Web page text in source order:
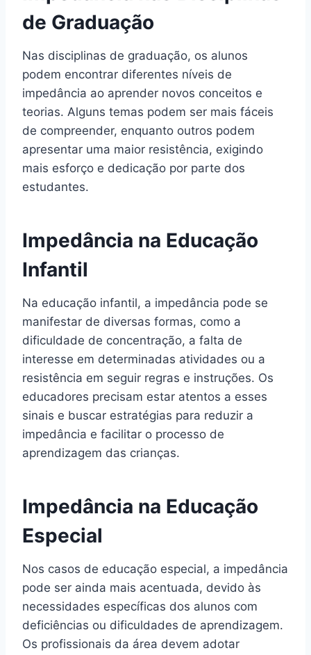
de Graduação
Nas disciplinas de graduação, os alunos
podem encontrar diferentes níveis de
impedância ao aprender novos conceitos e
teorias. Alguns temas podem ser mais fáceis
de compreender, enquanto outros podem
apresentar uma maior resistência, exigindo
mais esforço e dedicação por parte dos
estudantes.
Impedância na Educação
Infantil
Na educação infantil, a impedância pode se
manifestar de diversas formas, como a
dificuldade de concentração, a falta de
interesse em determinadas atividades ou a
resistência em seguir regras e instruções. Os
educadores precisam estar atentos a esses
sinais e buscar estratégias para reduzir a
impedância e facilitar o processo de
aprendizagem das crianças.
Impedância na Educação
Especial
Nos casos de educação especial, a impedância
pode ser ainda mais acentuada, devido às
necessidades específicas dos alunos com
deficiências ou dificuldades de aprendizagem.
Os profissionais da área devem adotar